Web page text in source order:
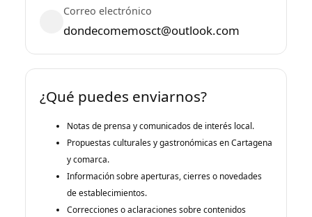
Correo electrónico
dondecomemosct@outlook.com
¿Qué puedes enviarnos?
Notas de prensa y comunicados de interés local.
Propuestas culturales y gastronómicas en Cartagena
y comarca.
Información sobre aperturas, cierres o novedades
de establecimientos.
Correcciones o aclaraciones sobre contenidos